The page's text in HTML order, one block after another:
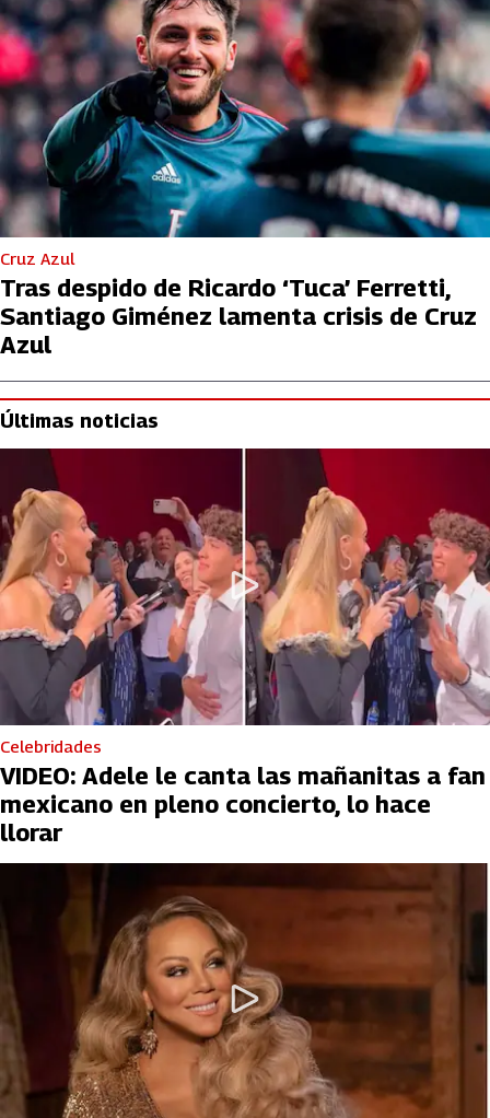
Cruz Azul
Tras despido de Ricardo ‘Tuca’ Ferretti,
Santiago Giménez lamenta crisis de Cruz
Azul
Últimas noticias
Celebridades
VIDEO: Adele le canta las mañanitas a fan
mexicano en pleno concierto, lo hace
llorar